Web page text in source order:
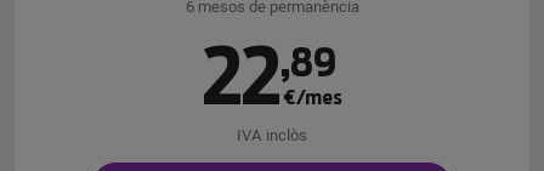
6 mesos de permanència
22,89
€/mes
IVA inclòs